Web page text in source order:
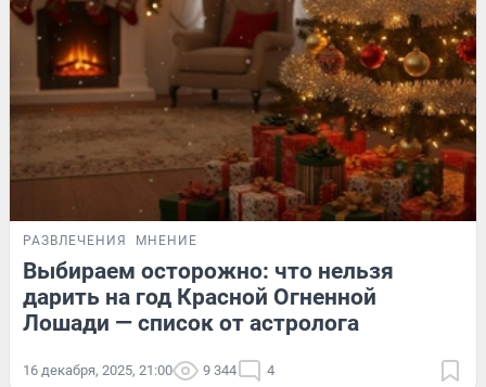
РАЗВЛЕЧЕНИЯ МНЕНИЕ
Выбираем осторожно: что нельзя
дарить на год Красной Огненной
Лошади — список от астролога
16 декабря, 2025, 21:00 9 344 4